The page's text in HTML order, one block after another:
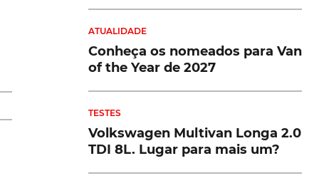
ATUALIDADE
Conheça os nomeados para Van
of the Year de 2027
TESTES
Volkswagen Multivan Longa 2.0
TDI 8L. Lugar para mais um?